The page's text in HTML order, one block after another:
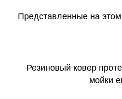
Представленные на
Резиновый ковер
мойки